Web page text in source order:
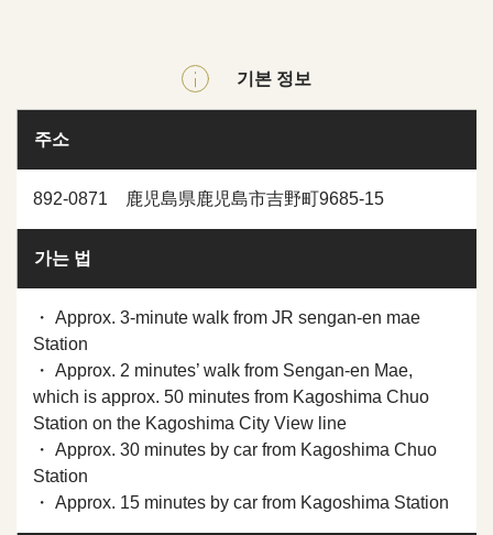
기본 정보
주소
892-0871 鹿児島県鹿児島市吉野町9685-15
가는 법
・ Approx. 3-minute walk from JR sengan-en mae
Station
・ Approx. 2 minutes’ walk from Sengan-en Mae,
which is approx. 50 minutes from Kagoshima Chuo
Station on the Kagoshima City View line
・ Approx. 30 minutes by car from Kagoshima Chuo
Station
・ Approx. 15 minutes by car from Kagoshima Station